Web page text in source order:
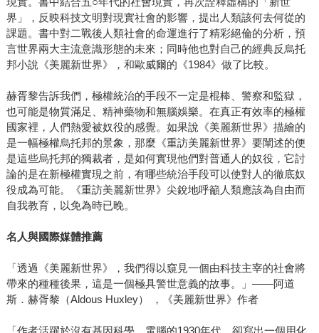
界」，反映科技文明對現實社會的影響，提出人類該何去何從的
課題。書中對二戰後人類社會的命運進行了精彩絕倫的分析，預
言世界兩大主流意識形態的未來；同時他也對自己的經典反烏托
邦小說《美麗新世界》，和歐威爾的《1984》做了比較。
赫胥黎告訴我們，極權統治的手段不一定是棍棒、警察和監獄，
也可能是物質滿足、精神藥物和無腦娛樂。在真正有效率的極權
國家裡，人們熱愛被奴役的感覺。如果說《美麗新世界》描繪的
是一幅極權烏托邦的景象，那麼《重訪美麗新世界》要闡述的便
是這些烏托邦的獨裁者，是如何實現他們對普通人的奴役，它討
論的是在新極權實現之前，有哪些統治手段可以使對人的徹底奴
役成為可能。《重訪美麗新世界》尖銳地呼籲人類應該為自由而
自我教育，以免為時已晚。
名人與國際媒體推薦
「透過《美麗新世界》，我們得以窺見一個由科技主宰的社會將
帶來的種種後果，這是一個極具警世意義的故事。」――阿道
斯．赫胥黎（Aldous Huxley） ，《美麗新世界》作者
「作者活躍於沒有基因科學、電腦的1930年代，卻寫出一個用化